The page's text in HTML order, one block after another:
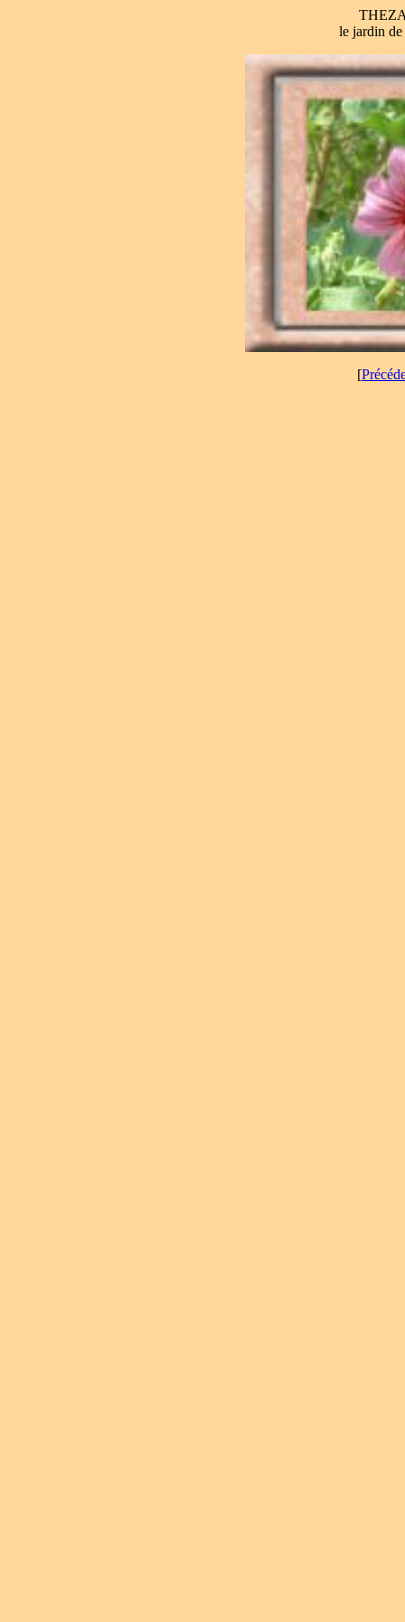
le jardin
[